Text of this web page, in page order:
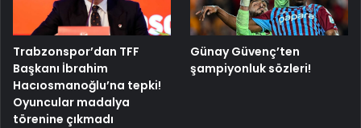
Trabzonspor’dan TFF
Başkanı İbrahim
Hacıosmanoğlu’na tepki!
Oyuncular madalya
törenine çıkmadı
Günay Güvenç’ten
şampiyonluk sözleri!